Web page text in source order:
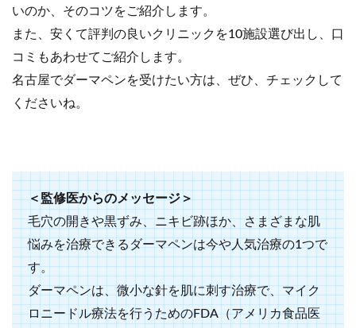
いのか、そのコツをご紹介します。
また、安くて評判の良いクリニックを10施設選び出し、口
コミもあわせてご紹介します。
名古屋でダーマペンを受けたい方は、ぜひ、チェックして
くださいね。
＜監修医からのメッセージ＞
毛穴の開きや黒ずみ、ニキビ跡ほか、さまざまな肌
悩みを治療できるダーマペンは今や人気治療の1つで
す。
ダーマペンは、微小な針を肌に刺す治療で、マイク
ロニードル療法を行うためのFDA（アメリカ食品医